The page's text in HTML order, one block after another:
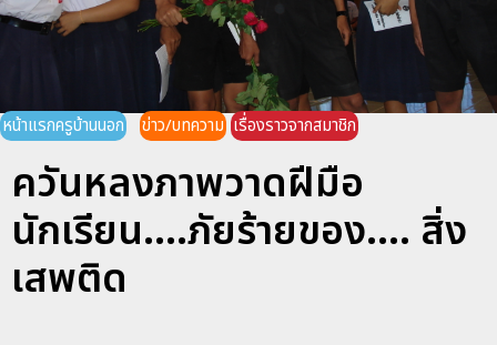
หน้าแรกครูบ้านนอก ข่าว/บทความ เรื่องราวจากสมาชิก
ควันหลงภาพวาดฝีมือ
นักเรียน....ภัยร้ายของ.... สิ่ง
เสพติด